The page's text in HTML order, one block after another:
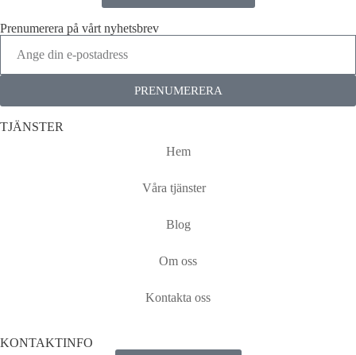
Prenumerera på vårt nyhetsbrev
PRENUMERERA
TJÄNSTER
Hem
Våra tjänster
Blog
Om oss
Kontakta oss
KONTAKTINFO